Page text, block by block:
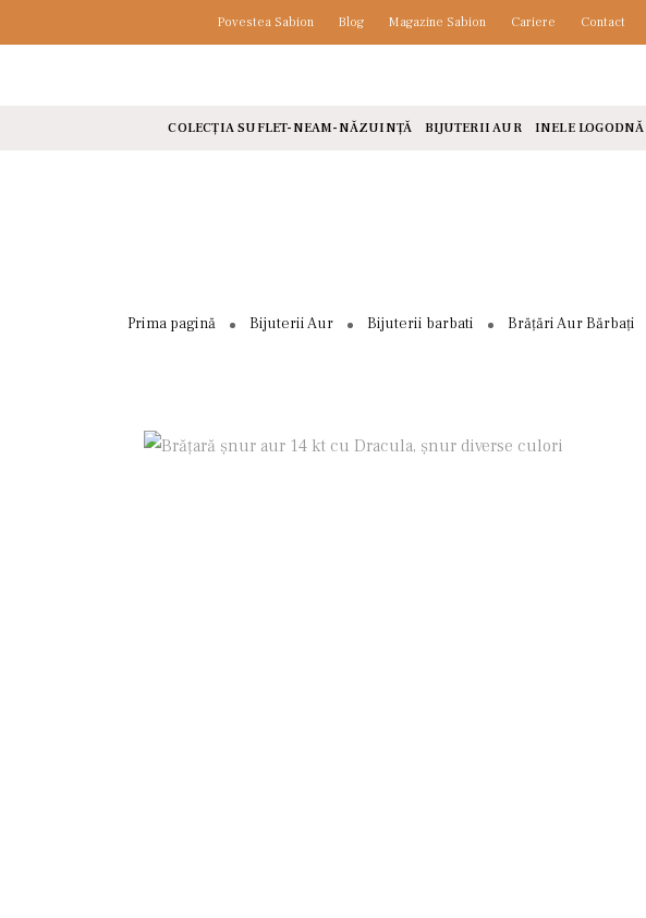
Povestea Sabion Blog Magazine Sabion Cariere Contact
COLECȚIA SUFLET-NEAM-NĂZUINȚĂ BIJUTERII AUR INELE LOGODNĂ
Prima pagină Bijuterii Aur Bijuterii barbati Brățări Aur Bărbați